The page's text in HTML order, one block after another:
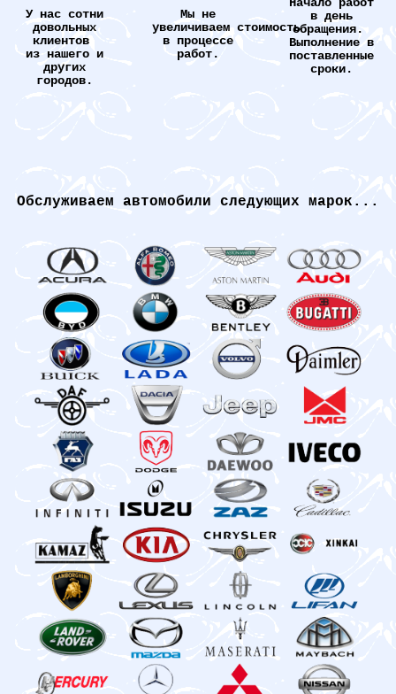
У нас сотни
довольных
клиентов
из нашего и
других
городов.
Мы не
увеличиваем стоимость
в процессе
работ.
Начало работ
в день
обращения.
Выполнение в
поставленные
сроки.
Обслуживаем автомобили следующих марок...